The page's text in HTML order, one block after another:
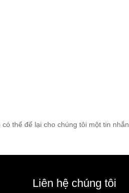
thể để lại cho chúng tôi một tin
Liên hệ chúng tôi